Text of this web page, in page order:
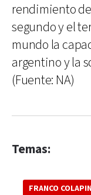
rendimiento
segundo y el
mundo la
argentino y la
(Fuente: NA)
Temas:
FRANCO